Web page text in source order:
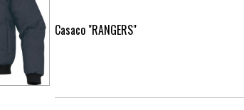
Casaco "RANGERS"